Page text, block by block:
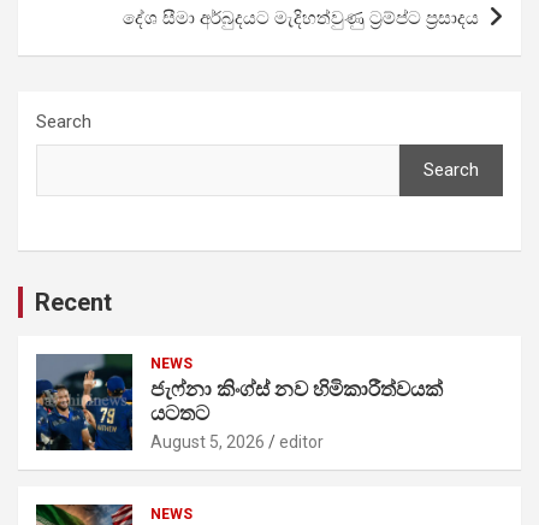
දේශ සීමා අර්බුදයට මැදිහත්වුණු ට්‍රම්ප්ට ප්‍රසාදය
Search
Search
Recent
NEWS
ජැෆ්නා කිංග්ස් නව හිමිකාරීත්වයක්
යටතට
August 5, 2026 editor
NEWS